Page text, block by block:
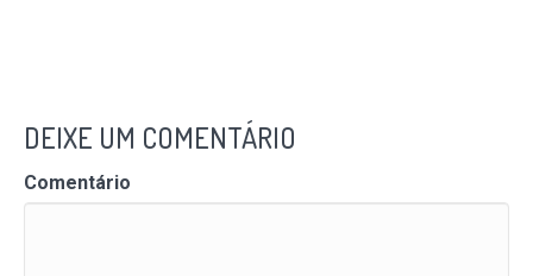
DEIXE UM COMENTÁRIO
Comentário